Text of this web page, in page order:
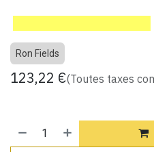
Ron Fields
123,22 €(Toutes taxes